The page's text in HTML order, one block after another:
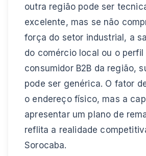
outra região pode ser
excelente, mas se não
força do setor industrial, a
do comércio local ou o
consumidor B2B da região,
pode ser genérica. O fator
o endereço físico, mas a
apresentar um plano de
reflita a realidade
Sorocaba.